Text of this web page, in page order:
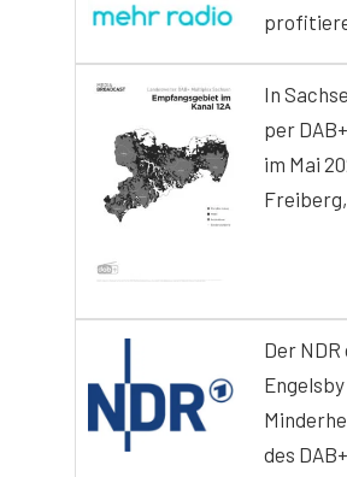
In
per
im Mai
Der
des